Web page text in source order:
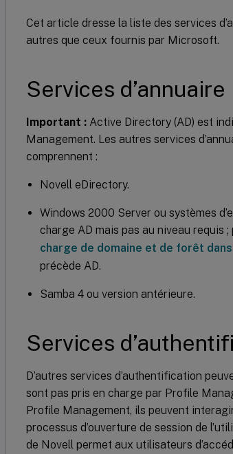
Cet article dresse la liste des services
autres que ceux fournis par Microsoft.
Services d’annuaire
Important : Active Directory (AD) est
Management. Les autres services
comprennent :
Novell eDirectory.
Windows 2000 Server ou systèmes
charge AD mais pas au niveau requis
charge de domaine et de forêt
précède AD.
Samba 4 ou version antérieure.
Services
D’autres services d’authentification
sont pas pris en charge par Profile
Profile Management, ils peuvent
processus d’ouverture de session de
de Novell permet aux utilisateurs